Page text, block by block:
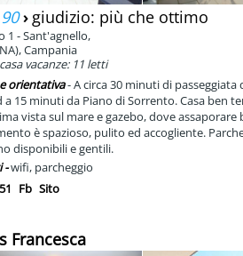
› giudizio: più che ottimo
1 - Sant'agnello,
Campania
vacanze: 11 letti
orientativa- A circa 30 minuti di
a 15 minuti da Piano di Sorrento. Casa ben
vista sul mare e gazebo, dove
è spazioso, pulito ed accogliente.
disponibili e gentili.
-wifi, parcheggio
Fb Sito
Francesca